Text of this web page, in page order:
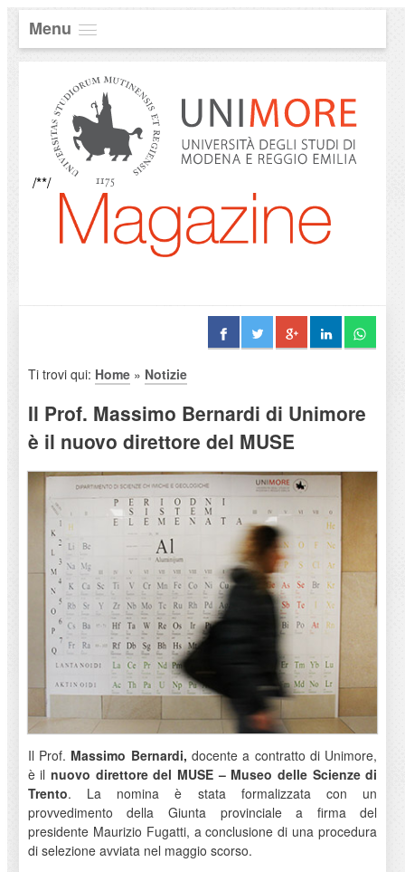
Menu
/**/
Ti trovi qui: Home» Notizie
Il Prof. Massimo Bernardi di Unimore
è il nuovo direttore del MUSE
Il Prof. Massimo Bernardi, docente a contratto di Unimore,
è ilnuovo direttore del MUSE – Museo delle Scienze di
Trento. La nomina è stata formalizzata con un
provvedimento della Giunta provinciale a firma del
presidente Maurizio Fugatti, a conclusione di una procedura
di selezione avviata nel maggio scorso.